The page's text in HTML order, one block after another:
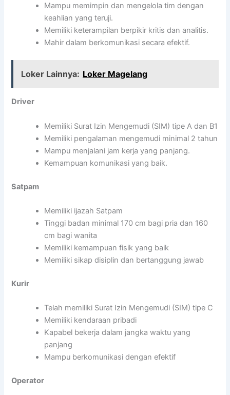
Mampu memimpin dan mengelola tim dengan
keahlian yang teruji.
Memiliki keterampilan berpikir kritis dan analitis.
Mahir dalam berkomunikasi secara efektif.
Loker Lainnya: Loker Magelang
Driver
Memiliki Surat Izin Mengemudi (SIM) tipe A dan B1
Memiliki pengalaman mengemudi minimal 2 tahun
Mampu menjalani jam kerja yang panjang.
Kemampuan komunikasi yang baik.
Satpam
Memiliki ijazah Satpam
Tinggi badan minimal 170 cm bagi pria dan 160
cm bagi wanita
Memiliki kemampuan fisik yang baik
Memiliki sikap disiplin dan bertanggung jawab
Kurir
Telah memiliki Surat Izin Mengemudi (SIM) tipe C
Memiliki kendaraan pribadi
Kapabel bekerja dalam jangka waktu yang
panjang
Mampu berkomunikasi dengan efektif
Operator